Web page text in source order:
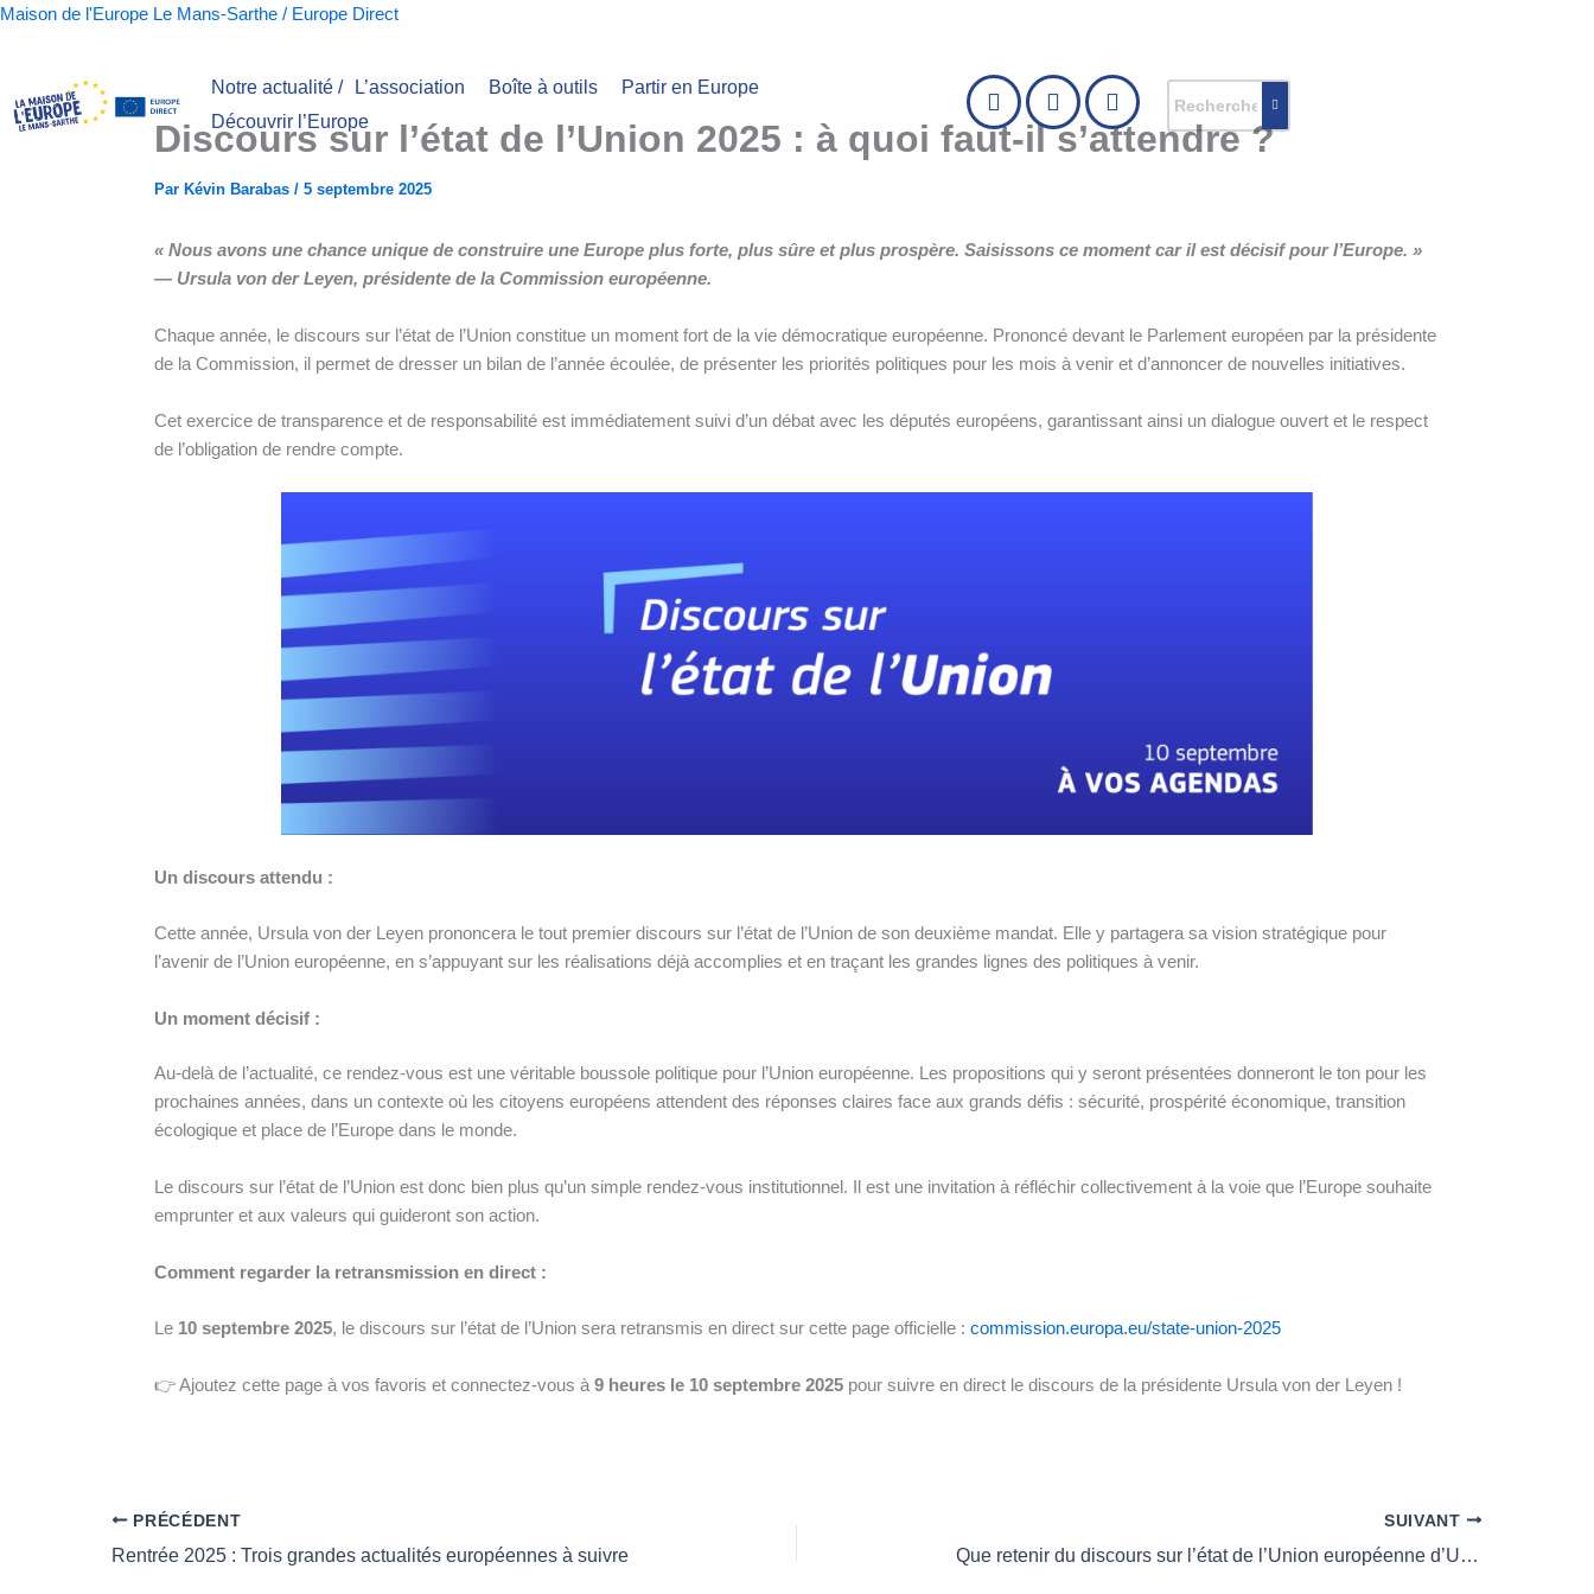
Aller
Maison de l'Europe Le Mans-Sarthe / Europe Direct
Notre actualité / L’association Boîte à outils
Partir en Europe
Découvrir l’Europe
Discours sur l’état de l’Union 2025 : à quoi faut-il s’attendre ?
Par Kévin Barabas / 5 septembre 2025
« Nous avons une chance unique de construire une Europe plus forte, plus sûre et plus prospère. Saisissons ce moment car il est décisif pour l’Europe. »
— Ursula von der Leyen, présidente de la Commission européenne.
Chaque année, le discours sur l’état de l’Union constitue un moment fort de la vie démocratique européenne. Prononcé devant le Parlement européen par la présidente
de la Commission, il permet de dresser un bilan de l’année écoulée, de présenter les priorités politiques pour les mois à venir et d’annoncer de nouvelles initiatives.
Cet exercice de transparence et de responsabilité est immédiatement suivi d’un débat avec les députés européens, garantissant ainsi un dialogue ouvert et le respect
de l’obligation de rendre compte.
Un discours attendu :
Cette année, Ursula von der Leyen prononcera le tout premier discours sur l’état de l’Union de son deuxième mandat. Elle y partagera sa vision stratégique pour
l’avenir de l’Union européenne, en s’appuyant sur les réalisations déjà accomplies et en traçant les grandes lignes des politiques à venir.
Un moment décisif :
Au-delà de l’actualité, ce rendez-vous est une véritable boussole politique pour l’Union européenne. Les propositions qui y seront présentées donneront le ton pour les
prochaines années, dans un contexte où les citoyens européens attendent des réponses claires face aux grands défis : sécurité, prospérité économique, transition
écologique et place de l’Europe dans le monde.
Le discours sur l’état de l’Union est donc bien plus qu’un simple rendez-vous institutionnel. Il est une invitation à réfléchir collectivement à la voie que l’Europe souhaite
emprunter et aux valeurs qui guideront son action.
Comment regarder la retransmission en direct :
Le 10 septembre 2025, le discours sur l’état de l’Union sera retransmis en direct sur cette page officielle : commission.europa.eu/state-union-2025
👉 Ajoutez cette page à vos favoris et connectez-vous à 9 heures le 10 septembre 2025pour suivre en direct le discours de la présidente Ursula von der Leyen !
PRÉCÉDENT
Rentrée 2025 : Trois grandes actualités européennes à suivre
SUIVANT
Que retenir du discours sur l’état de l’Union européenne d’Ursula von der Leyen ?